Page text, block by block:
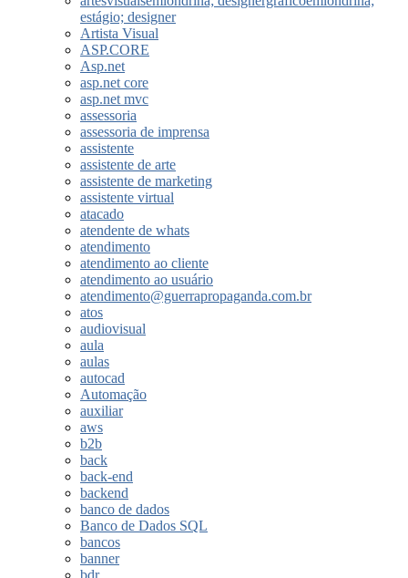
estágio; designer
Artista Visual
ASP.CORE
Asp.net
asp.net core
asp.net mvc
assessoria
assessoria de imprensa
assistente
assistente de arte
assistente de marketing
assistente virtual
atacado
atendente de whats
atendimento
atendimento ao cliente
atendimento ao usuário
atendimento@guerrapropaganda.com.br
atos
audiovisual
aula
aulas
autocad
Automação
auxiliar
aws
b2b
back
back-end
backend
banco de dados
Banco de Dados SQL
bancos
banner
bdr